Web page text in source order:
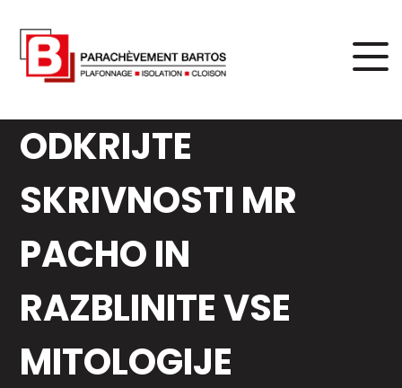
ODKRIJTE
SKRIVNOSTI MR
PACHO IN
RAZBLINITE VSE
MITOLOGIJE